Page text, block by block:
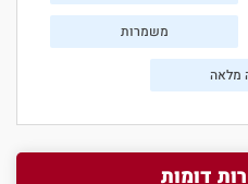
משמרות
מלאה
דומות